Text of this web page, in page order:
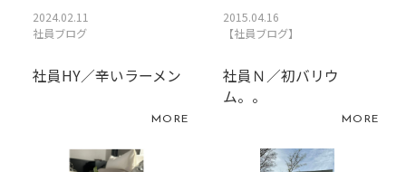
2024.02.11
社員ブログ
社員HY／辛いラーメン
MORE
2015.04.16
【社員ブログ】
社員Ｎ／初バリウ
ム。。
MORE